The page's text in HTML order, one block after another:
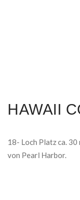
HAWAII
18- Loch Platz ca. 30
von Pearl Harbor.